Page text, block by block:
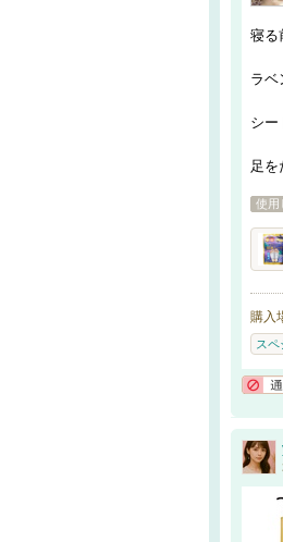
寝る
ラベ
シー
足を
使用
購入
スペ